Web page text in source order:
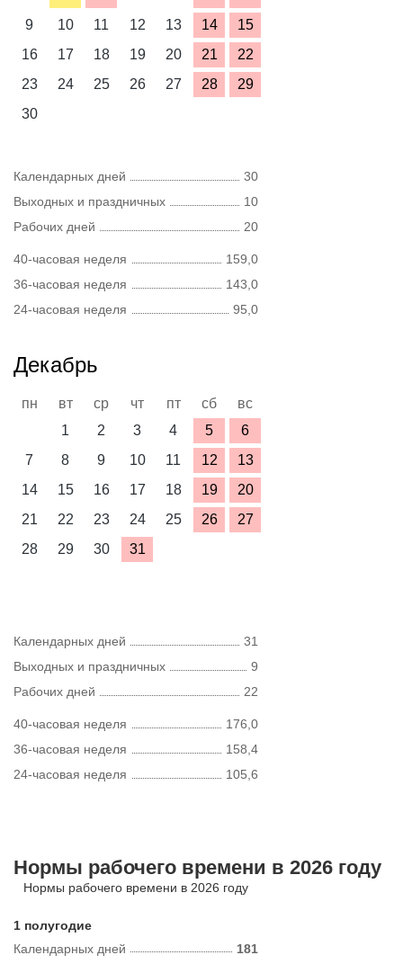
9
10 11 12 13 14
15
16
17 18 19 20 21
22
23
24 25 26 27 28
29
30
Календарных дней
30
Выходных и праздничных
10
Рабочих дней
20
40-часовая неделя
159,0
36-часовая неделя
143,0
24-часовая неделя
95,0
Декабрь
пн вт ср чт пт сб
вс
1
2 3 4 5
6
7
8 9 10 11 12
13
14
15 16 17 18 19
20
21
22 23 24 25 26
27
28
29 30 31
Календарных дней
31
Выходных и праздничных
9
Рабочих дней
22
40-часовая неделя
176,0
36-часовая неделя
158,4
24-часовая неделя
105,6
Нормы рабочего времени в 2026 году
Нормы рабочего времени в 2026 году
1 полугодие
Календарных дней
181